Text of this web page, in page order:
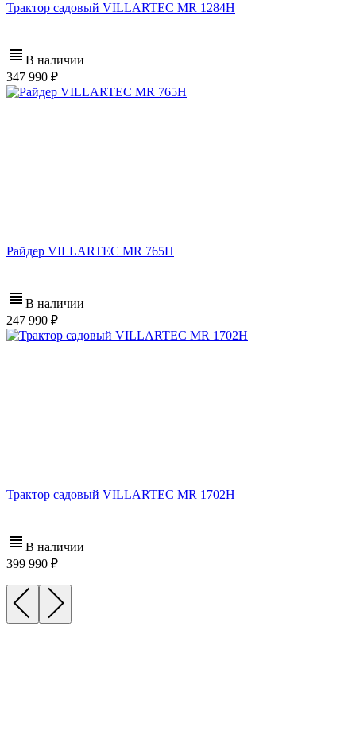
Трактор садовый VILLARTEC MR 1284H
В наличии
347 990
Райдер VILLARTEC MR 765H
В наличии
247 990
Трактор садовый VILLARTEC MR 1702Н
В наличии
399 990